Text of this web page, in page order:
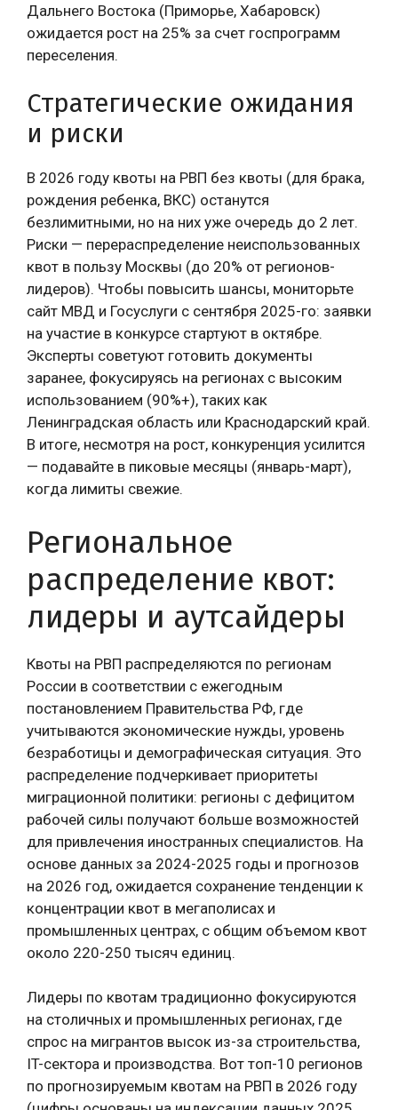
Дальнего Востока (Приморье, Хабаровск)
ожидается рост на 25% за счет госпрограмм
переселения.
Стратегические ожидания
и риски
В 2026 году квоты на РВП без квоты (для брака,
рождения ребенка, ВКС) останутся
безлимитными, но на них уже очередь до 2 лет.
Риски — перераспределение неиспользованных
квот в пользу Москвы (до 20% от регионов-
лидеров). Чтобы повысить шансы, мониторьте
сайт МВД и Госуслуги с сентября 2025-го: заявки
на участие в конкурсе стартуют в октябре.
Эксперты советуют готовить документы
заранее, фокусируясь на регионах с высоким
использованием (90%+), таких как
Ленинградская область или Краснодарский край.
В итоге, несмотря на рост, конкуренция усилится
— подавайте в пиковые месяцы (январь-март),
когда лимиты свежие.
Региональное
распределение квот:
лидеры и аутсайдеры
Квоты на РВП распределяются по регионам
России в соответствии с ежегодным
постановлением Правительства РФ, где
учитываются экономические нужды, уровень
безработицы и демографическая ситуация. Это
распределение подчеркивает приоритеты
миграционной политики: регионы с дефицитом
рабочей силы получают больше возможностей
для привлечения иностранных специалистов. На
основе данных за 2024-2025 годы и прогнозов
на 2026 год, ожидается сохранение тенденции к
концентрации квот в мегаполисах и
промышленных центрах, с общим объемом квот
около 220-250 тысяч единиц.
Лидеры по квотам традиционно фокусируются
на столичных и промышленных регионах, где
спрос на мигрантов высок из-за строительства,
IT-сектора и производства. Вот топ-10 регионов
по прогнозируемым квотам на РВП в 2026 году